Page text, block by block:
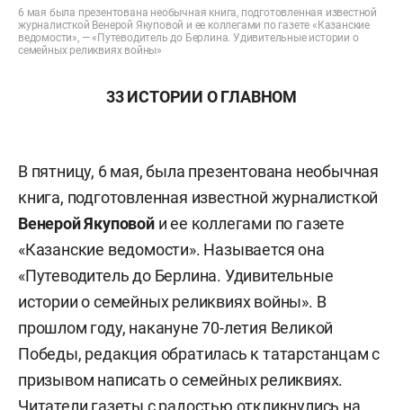
6 мая была презентована необычная книга, подготовленная известной
журналисткой Венерой Якуповой и ее коллегами по газете «Казанские
ведомости», — «Путеводитель до Берлина. Удивительные истории о
семейных реликвиях войны»
33 ИСТОРИИ О ГЛАВНОМ
В пятницу, 6 мая, была презентована необычная
книга, подготовленная известной журналисткой
Венерой Якуповойи ее коллегами по газете
«Казанские ведомости». Называется она
«Путеводитель до Берлина. Удивительные
истории о семейных реликвиях войны». В
прошлом году, накануне 70-летия Великой
Победы, редакция обратилась к татарстанцам с
призывом написать о семейных реликвиях.
Читатели газеты с радостью откликнулись на